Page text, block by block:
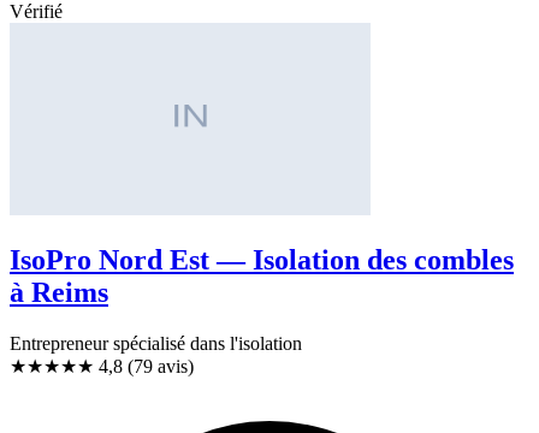
Vérifié
IsoPro Nord Est — Isolation des combles
à Reims
Entrepreneur spécialisé dans l'isolation
★★★★★ 4,8 (79 avis)